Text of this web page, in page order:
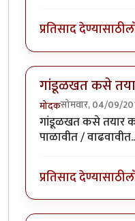
प्रतिसाद देण्यासाठी
गांडूळखत कसे
मोदकसोमवार, 04/09/
गांडूळखत कसे तयार
पाळावीत /
प्रतिसाद देण्यासाठी